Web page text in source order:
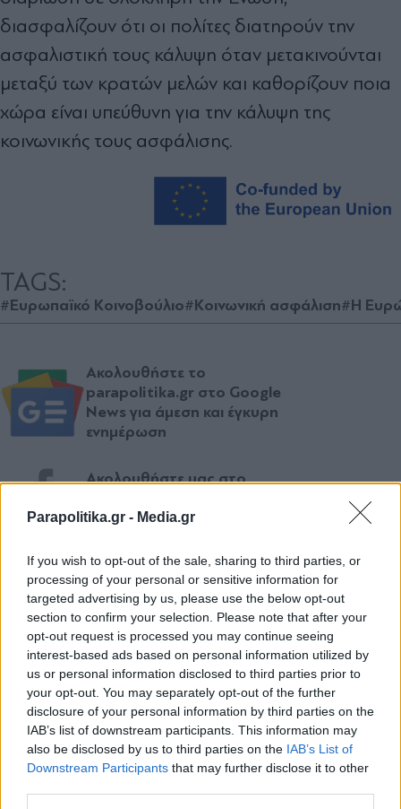
Parapolitika.gr - Media.gr
If you wish to opt-out of the sale, sharing to third parties, or
processing of your personal or sensitive information for
targeted advertising by us, please use the below opt-out
section to confirm your selection. Please note that after your
opt-out request is processed you may continue seeing
interest-based ads based on personal information utilized by
us or personal information disclosed to third parties prior to
your opt-out. You may separately opt-out of the further
disclosure of your personal information by third parties on the
IAB’s list of downstream participants. This information may
also be disclosed by us to third parties on the IAB’s List of
Downstream Participants that may further disclose it to other
διασφαλίζουν ότι οι πολίτες διατηρούν την
ασφαλιστική τους κάλυψη όταν μετακινούνται
μεταξύ των κρατών μελών και καθορίζουν ποια
χώρα είναι υπεύθυνη για την κάλυψη της
κοινωνικής τους ασφάλισης.
TAGS:
#Ευρωπαϊκό Κοινοβούλιο#Κοινωνική ασφάλιση#Η
Ακολουθήστε το
parapolitika.gr στο Google
News για άμεση και έγκυρη
ενημέρωση
Ακολουθήστε μας στο
Ακολουθήστε μας στο
twitter
ΣΧΕΤΙΚΗ ΕΙΔΗΣΕΟΓΡΑΦΙΑ
Εγγραφή στο newsletter